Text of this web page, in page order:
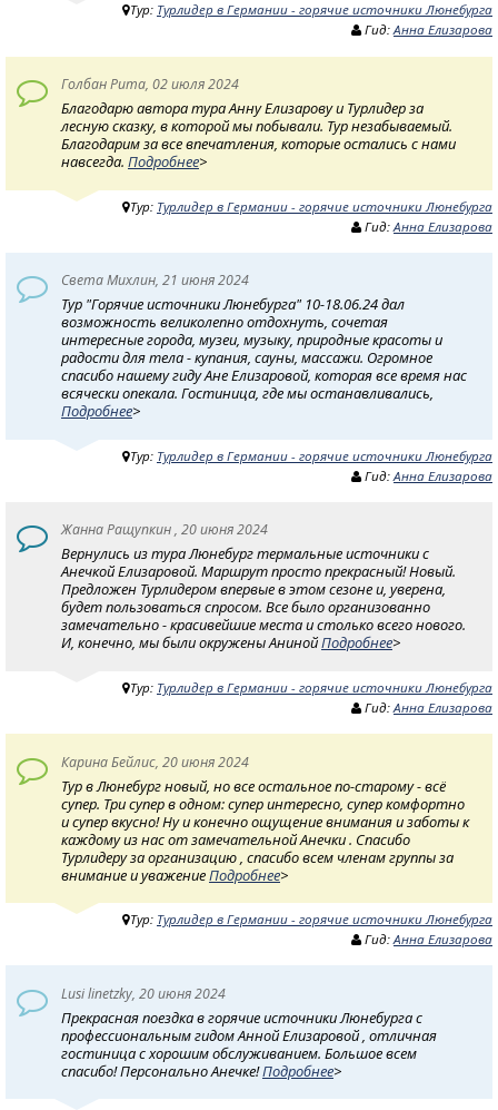
Тур: Турлидер в Германии - горячие источники Люнебурга
Гид:Анна Елизарова
Голбан Рита, 02 июля 2024
Благодарю автора тура Анну Елизарову и Турлидер за
лесную сказку, в которой мы побывали. Тур незабываемый.
Благодарим за все впечатления, которые остались с нами
навсегда. Подробнее>
Тур: Турлидер в Германии - горячие источники Люнебурга
Гид: Анна Елизарова
Света Михлин, 21 июня 2024
Тур "Горячие источники Люнебурга" 10-18.06.24 дал
возможность великолепно отдохнуть, сочетая
интересные города, музеи, музыку, природные красоты и
радости для тела - купания, сауны, массажи. Огромное
спасибо нашему гиду Ане Елизаровой, которая все время нас
всячески опекала. Гостиница, где мы останавливались,
Подробнее>
Тур: Турлидер в Германии - горячие источники Люнебурга
Гид: Анна Елизарова
Жанна Ращупкин , 20 июня 2024
Вернулись из тура Люнебург термальные источники с
Анечкой Елизаровой. Маршрут просто прекрасный! Новый.
Предложен Турлидером впервые в этом сезоне и, уверена,
будет пользоваться спросом. Все было организованно
замечательно - красивейшие места и столько всего нового.
И, конечно, мы были окружены АнинойПодробнее>
Тур: Турлидер в Германии - горячие источники Люнебурга
Гид: Анна Елизарова
Карина Бейлис, 20 июня 2024
Тур в Люнебург новый, но все остальное по-старому - всё
супер. Три супер в одном: супер интересно, супер комфортно
и супер вкусно! Ну и конечно ощущение внимания и заботы к
каждому из нас от замечательной Анечки . Спасибо
Турлидеру за организацию , спасибо всем членам группы за
внимание и уважениеПодробнее>
Тур: Турлидер в Германии - горячие источники Люнебурга
Гид:Анна Елизарова
Lusi linetzky, 20 июня 2024
Прекрасная поездка в горячие источники Люнебурга с
профессиональным гидом Анной Елизаровой , отличная
гостиница с хорошим обслуживанием. Большое всем
спасибо! Персонально Анечке!Подробнее>